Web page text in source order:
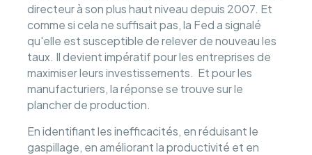
directeur à son plus haut niveau depuis 2007. Et
comme si cela ne suffisait pas, la Fed a signalé
qu'elle est susceptible de relever de nouveau les
taux. Il devient impératif pour les entreprises de
maximiser leurs investissements. Et pour les
manufacturiers, la réponse se trouve sur le
plancher de production.
En identifiant les inefficacités, en réduisant le
gaspillage, en améliorant la productivité et en